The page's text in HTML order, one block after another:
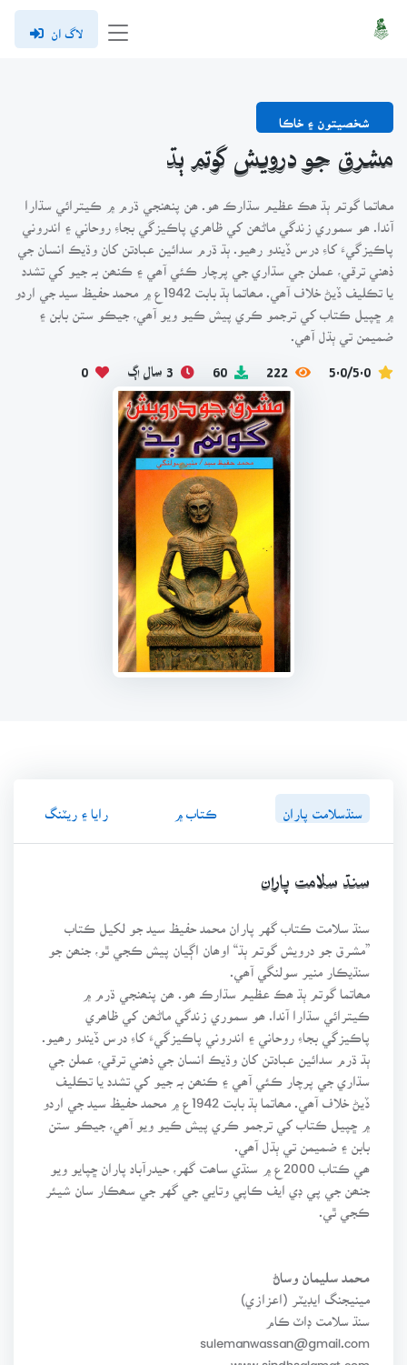
لاگ ان
شخصيتون ۽ خاڪا
مشرق جو درويش گوتم ٻڌ
مھاتما گوتم ٻڌ ھڪ عظيم سڌارڪ ھو. ھن پنھنجي ڌرم ۾ ڪيترائي سڌارا
آندا. ھو سموري زندگي ماڻھن کي ظاھري پاڪيزگي بجاءِ روحاني ۽ اندروني
پاڪيزگيءَ کاءِ درس ڏيندو رھيو. ٻڌ ڌرم سدائين عبادتن کان وڌيڪ انسان جي
ذھني ترقي، عملن جي سڌاري جي پرچار ڪئي آھي ۽ ڪنھن بہ جيو کي تشدد
يا تڪليف ڏيڻ خلاف آھي. مھاتما ٻڌ بابت 1942ع ۾ محمد حفيظ سيد جي اردو
۾ ڇپيل ڪتاب کي ترجمو ڪري پيش ڪيو ويو آھي، جيڪو ستن بابن ۽
ضميمن تي ٻڌل آھي.
5.0/5.0
222
60 3 سال اڳ 0
سنڌسلامت پاران ڪتاب ۾ رايا ۽ ريٽنگ
سنڌ سلامت پاران
سنڌ سلامت ڪتاب گهر پاران محمد حفيظ سيد جو لکيل ڪتاب
”مشرق جو درويش گوتم ٻڌ“ اوھان اڳيان پيش ڪجي ٿو، جنھن جو
سنڌيڪار منير سولنگي آھي.
مھاتما گوتم ٻڌ ھڪ عظيم سڌارڪ ھو. ھن پنھنجي ڌرم ۾
ڪيترائي سڌارا آندا. ھو سموري زندگي ماڻھن کي ظاھري
پاڪيزگي بجاءِ روحاني ۽ اندروني پاڪيزگيءَ کاءِ درس ڏيندو رھيو.
ٻڌ ڌرم سدائين عبادتن کان وڌيڪ انسان جي ذھني ترقي، عملن جي
سڌاري جي پرچار ڪئي آھي ۽ ڪنھن بہ جيو کي تشدد يا تڪليف
ڏيڻ خلاف آھي. مھاتما ٻڌ بابت 1942ع ۾ محمد حفيظ سيد جي اردو
۾ ڇپيل ڪتاب کي ترجمو ڪري پيش ڪيو ويو آھي، جيڪو ستن
بابن ۽ ضميمن تي ٻڌل آھي.
ھي ڪتاب 2000ع ۾ سنڌي ساھت گهر، حيدرآباد پاران ڇپايو ويو
جنھن جي پي ڊي ايف ڪاپي وتايي جي گهر جي سھڪار سان شيئر
محمد سليمان وساڻ
مينيجنگ ايڊيٽر (اعزازي)
سنڌ سلامت ڊاٽ ڪام
sulemanwassan@gmail.com